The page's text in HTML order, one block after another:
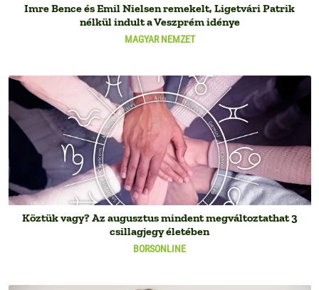
MAGYAR NEMZET
Imre Bence és Emil Nielsen remekelt, Ligetvári Patrik
nélkül indult a Veszprém idénye
BORSONLINE
Köztük vagy? Az augusztus mindent megváltoztathat 3
csillagjegy életében